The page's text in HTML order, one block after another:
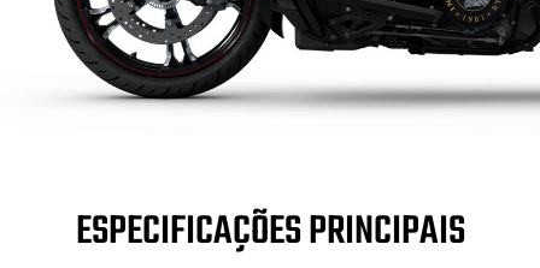
ESPECIFICAÇÕES PRINCIPAIS